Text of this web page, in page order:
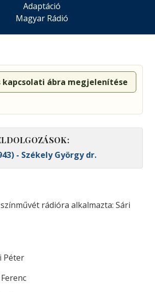
Adaptáció
Magyar Rádió
kapcsolati ábra megjelenítése
- Székely György dr.
rádióra alkalmazta: Sári
Péter